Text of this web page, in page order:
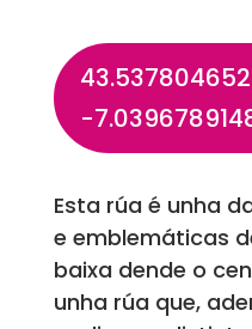
-
Esta rúa é unha
e emblemáticas
baixa dende o
unha rúa que,